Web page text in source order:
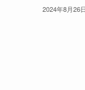
2024年8月26日